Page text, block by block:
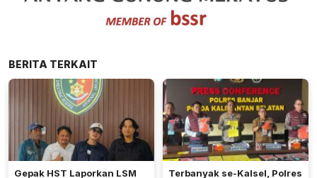
BERITA TERKAIT
Gepak HST Laporkan LSM
Terbanyak se-Kalsel, Polres